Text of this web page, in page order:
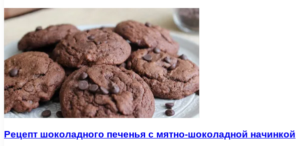
Рецепт шоколадного печенья с мятно-шоколадной начинкой